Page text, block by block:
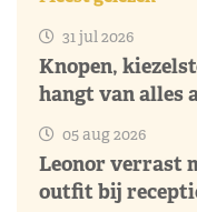
31 jul 2026
Knopen,
hangt van alles
05 aug 2026
Leonor verrast
outfit bij